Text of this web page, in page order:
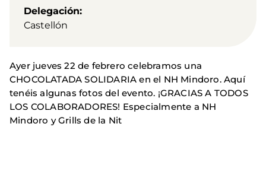
Delegación
Castellón
Ayer jueves 22 de febrero celebramos una
CHOCOLATADA SOLIDARIA en el NH Mindoro. Aquí
tenéis algunas fotos del evento. ¡GRACIAS A TODOS
LOS COLABORADORES! Especialmente a NH
Mindoro y Grills de la Nit